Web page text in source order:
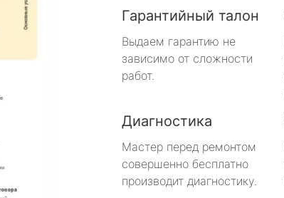
Гарантийный талон
Выдаем гарантию не
зависимо от сложности
работ.
Диагностика
Мастер перед ремонтом
совершенно бесплатно
производит диагностику.